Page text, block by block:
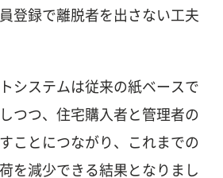
登録で離脱者を出さない工夫
システムは従来の紙ベースで
つつ、住宅購入者と管理者の
ことにつながり、これまでの
を減少できる結果となりまし